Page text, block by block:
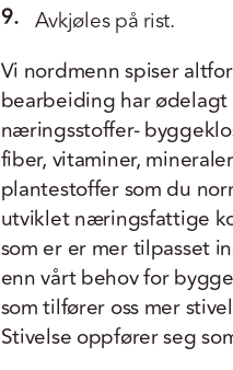
9. Avkjøles på rist.
Vi nordmenn spiser
bearbeiding har
næringsstoffer-
fiber, vitaminer,
plantestoffer som du
utviklet næringsfattige
som er er mer tilpasset
enn vårt behov for
som tilfører oss mer
Stivelse oppfører seg